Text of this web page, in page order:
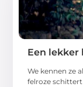
Een lekker
We kennen ze
felroze